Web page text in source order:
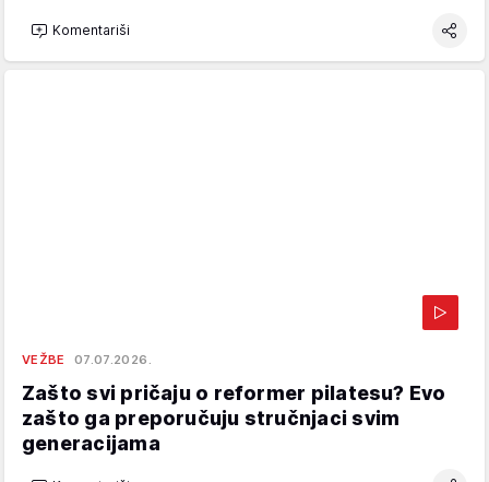
Komentariši
VEŽBE 07.07.2026.
Zašto svi pričaju o reformer pilatesu? Evo
zašto ga preporučuju stručnjaci svim
generacijama